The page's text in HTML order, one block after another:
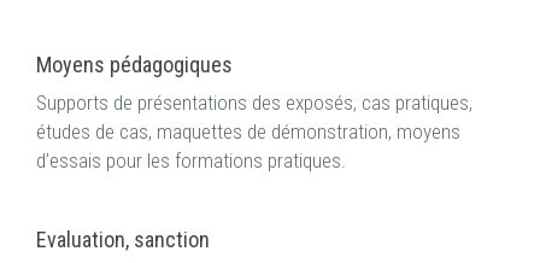
Moyens pédagogiques
Supports de présentations des exposés, cas pratiques,
études de cas, maquettes de démonstration, moyens
d’essais pour les formations pratiques.
Evaluation, sanction